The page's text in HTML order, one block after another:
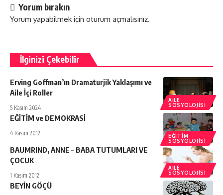
Yorum bırakın
Yorum yapabilmek için oturum açmalısınız.
İlginizi Çekebilir
AILE
SOSYOLOJISI
Erving Goffman’ın Dramaturjik Yaklaşımı ve
Aile İçi Roller
5 Kasım 2024
EĞITIM
SOSYOLOJISI
EĞİTİM ve DEMOKRASİ
4 Kasım 2012
AILE
SOSYOLOJISI
BAUMRIND, ANNE – BABA TUTUMLARI VE
ÇOCUK
1 Kasım 2012
BEYİN GÖÇÜ